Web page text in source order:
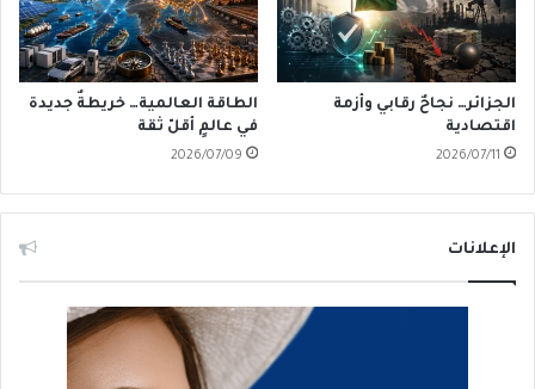
الجزائر… نجاحٌ رقابي وأزمة
اقتصادية
2026/07/11
الطاقة العالمية… خريطةٌ جديدة
في عالمٍ أقلّ ثقة
2026/07/09
الإعلانات